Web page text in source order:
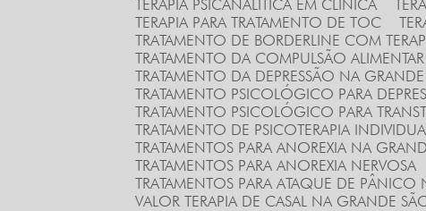
TERAPIA PSICANALÍTICA EM CLÍNICA
TERAPIA PARA TRATAMENTO DE TOC
TRATAMENTO DE BORDERLINE COM
TRATAMENTO DA COMPULSÃO
TRATAMENTO DA DEPRESSÃO NA
TRATAMENTO PSICOLÓGICO PARA
TRATAMENTO PSICOLÓGICO PARA
TRATAMENTO DE PSICOTERAPIA
TRATAMENTOS PARA ANOREXIA NA
TRATAMENTOS PARA ANOREXIA NERVOSA
TRATAMENTOS PARA ATAQUE DE
VALOR TERAPIA DE CASAL NA GRANDE